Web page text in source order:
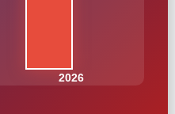
2026